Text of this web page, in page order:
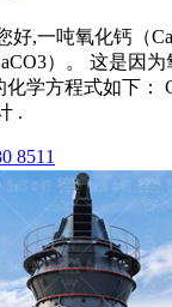
好,一吨氧化钙（
）。 这是因
化学方程式如下：
.
8511